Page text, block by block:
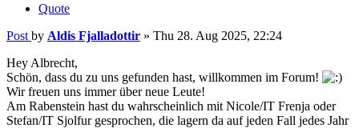
Quote
Post by Aldis Fjalladottir » Thu 28. Aug 2025, 22:24
Hey Albrecht,
Schön, dass du zu uns gefunden hast, willkommen im Forum!
Wir freuen uns immer über neue Leute!
Am Rabenstein hast du wahrscheinlich mit Nicole/IT Frenja oder
Stefan/IT Sjolfur gesprochen, die lagern da auf jeden Fall jedes Jahr